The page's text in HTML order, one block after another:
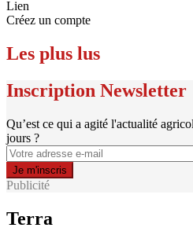
Lien
Créez un compte
Les plus lus
Inscription Newsletter
Qu’est ce qui a agité l'actualité
jours ?
Publicité
Terra